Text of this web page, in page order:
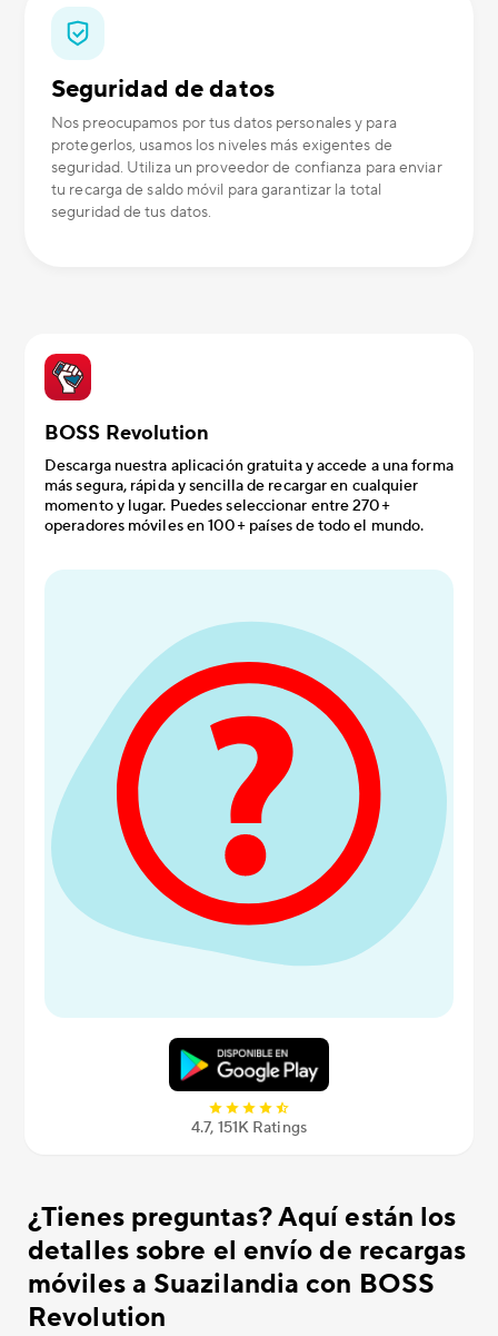
Seguridad de datos
Nos preocupamos por tus datos personales y para
protegerlos, usamos los niveles más exigentes de
seguridad. Utiliza un proveedor de confianza para enviar
tu recarga de saldo móvil para garantizar la total
seguridad de tus datos.
BOSS Revolution
Descarga nuestra aplicación gratuita y accede a una forma
más segura, rápida y sencilla de recargar en cualquier
momento y lugar. Puedes seleccionar entre 270+
operadores móviles en 100+ países de todo el mundo.
4.7, 151K Ratings
¿Tienes preguntas? Aquí están los
detalles sobre el envío de recargas
móviles a Suazilandia con BOSS
Revolution